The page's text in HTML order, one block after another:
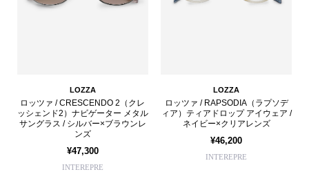
LOZZA
ロッツァ / CRESCENDO 2（クレ
ッシェンド2）ナビゲーター メタル
サングラス / シルバー×ブラウンレ
ンズ
¥47,300
INTEREPRE
LOZZA
ロッツァ / RAPSODIA（ラプソデ
ィア）ティアドロップ アイウェア /
ネイビー×クリアレンズ
¥46,200
INTEREPRE